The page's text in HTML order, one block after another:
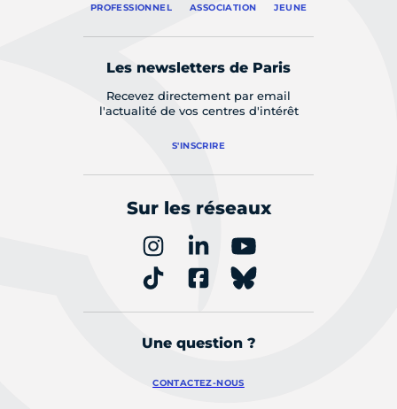
PROFESSIONNEL ASSOCIATION JEUNE
Les newsletters de Paris
Recevez directement par email
l'actualité de vos centres d'intérêt
S'INSCRIRE
Sur les réseaux
Une question ?
CONTACTEZ-NOUS